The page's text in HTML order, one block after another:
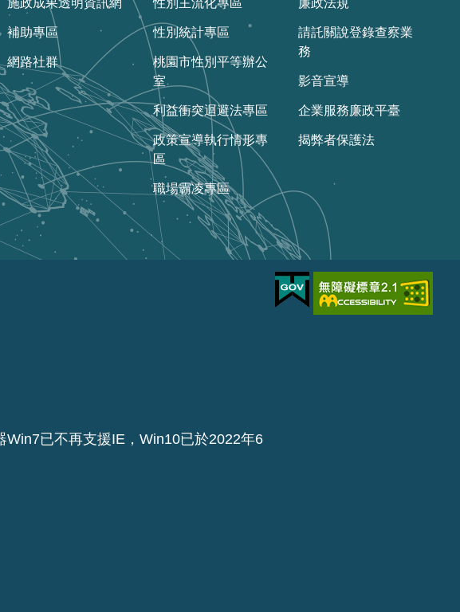
施政成果透明資訊網
補助專區
網路社群
性別主流化專區
性別統計專區
桃園市性別平等辦公
室
利益衝突迴避法專區
政策宣導執行情形專
區
職場霸凌專區
廉政法規
請託關說登錄查察業
務
影音宣導
企業服務廉政平臺
揭弊者保護法
已不再支援IE，Win10已於2022年6